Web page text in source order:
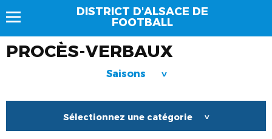
DISTRICT D'ALSACE DE
FOOTBALL
PROCÈS-VERBAUX
Saisons >
Sélectionnez une catégorie >